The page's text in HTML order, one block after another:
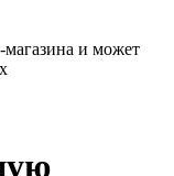
магазина и может